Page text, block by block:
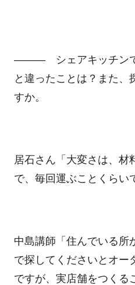
――― シェアキッチンで
と違ったことは？また、
すか。
居石さん「大変さは、材
で、毎回運ぶことくらい
中島講師「住んでいる所
で探してくださいとオー
ですが、実店舗をつくる